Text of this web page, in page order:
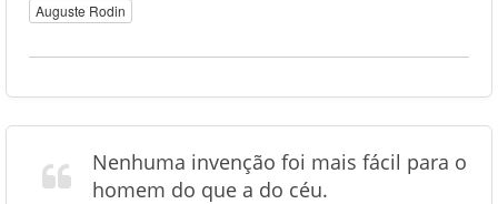
Auguste Rodin
Nenhuma invenção foi mais fácil para o
homem do que a do céu.